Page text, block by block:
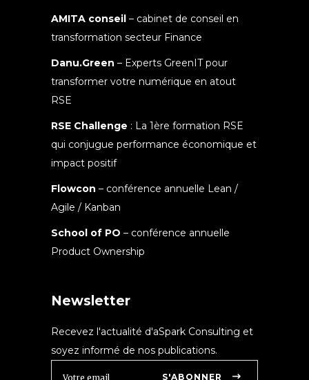
AMITA conseil – cabinet de conseil en
transformation secteur Finance
Danu.Green – Experts GreenIT pour
transformer votre numérique en atout
RSE
RSE Challenge : La 1ère formation RSE
qui conjugue performance économique et
impact positif
Flowcon – conférence annuelle Lean /
Agile / Kanban
School of PO – conférence annuelle
Product Ownership
Newsletter
Recevez l'actualité d'aSpark Consulting et
soyez informé de nos publications.
S'ABONNER